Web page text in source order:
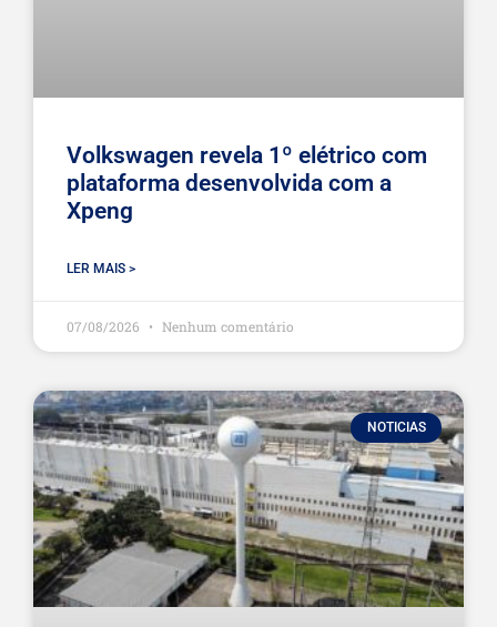
Volkswagen revela 1º elétrico com
plataforma desenvolvida com a
Xpeng
LER MAIS >
07/08/2026 Nenhum comentário
NOTICIAS